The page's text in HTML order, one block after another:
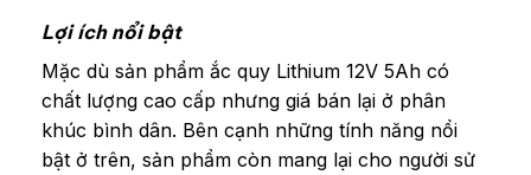
Lợi ích nổi bật
Mặc dù sản phẩm ắc quy Lithium 12V 5Ah có
chất lượng cao cấp nhưng giá bán lại ở phân
khúc bình dân. Bên cạnh những tính năng nổi
bật ở trên, sản phẩm còn mang lại cho người sử